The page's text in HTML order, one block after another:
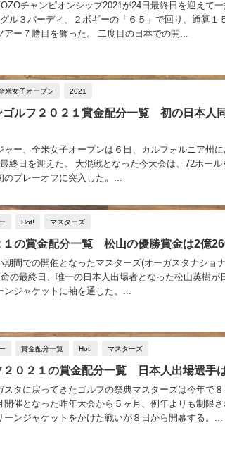
チャンピオンシップ2021が24日最終日を迎えて
ル３バーディ、２ボギーの「６５」で回り、通算１
アー７勝目を飾った。 二度目の日本での開...
米女子オープン 2021
ゴルフ２０２１賞金配分一覧 初の日本人
ャー、全米女子オープンは６日、カルフォルニア州
終日を迎えた。 大混戦となった今大会は、72ホー
プレーオフに突入した。...
Hot! マスターズ
１の賞金配分一覧 松山の優勝賞金は2億
期間での開催となったマスターズ(オーガスタナショ
の最終日、唯一の日本人出場者となった松山英樹が
ジャケットに袖を通した。...
賞金配分一覧 Hot! マスターズ
２０２１の賞金配分一覧 日本人出場選手
スタに戻ってきたゴルフの祭典マスターズは今年で
開催となった昨年大会から５ヶ月、例年よりも制限
ーンジャケットをかけた戦いが８日から開幕する。...